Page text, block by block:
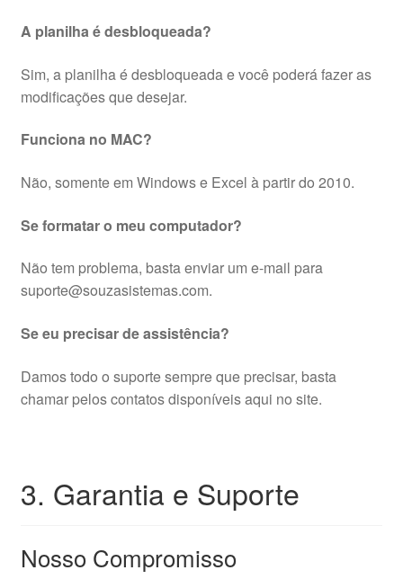
A planilha é desbloqueada?
Sim, a planilha é desbloqueada e você poderá fazer as
modificações que desejar.
Funciona no MAC?
Não, somente em Windows e Excel à partir do 2010.
Se formatar o meu computador?
Não tem problema, basta enviar um e-mail para
suporte@souzasistemas.com.
Se eu precisar de assistência?
Damos todo o suporte sempre que precisar, basta
chamar pelos contatos disponíveis aqui no site.
3. Garantia e Suporte
Nosso Compromisso